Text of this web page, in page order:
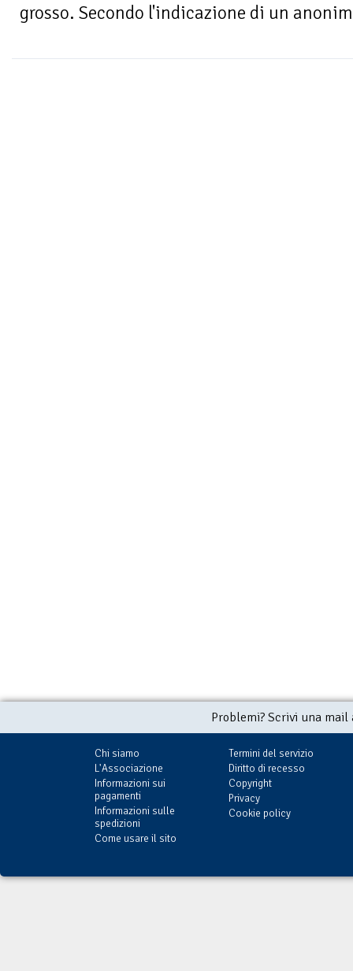
grosso. Secondo l'indicazione di un
Problemi? Scrivi una
Chi siamo
L'Associazione
Informazioni sui
pagamenti
Informazioni sulle
spedizioni
Come usare il sito
Termini del servizio
Diritto di recesso
Copyright
Privacy
Cookie policy